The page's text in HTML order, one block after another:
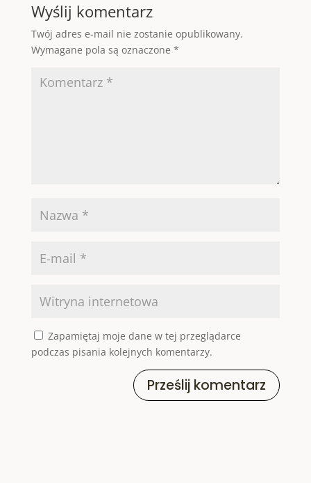
Wyślij komentarz
Twój adres e-mail nie zostanie opublikowany.
Wymagane pola są oznaczone *
Zapamiętaj moje dane w tej przeglądarce
podczas pisania kolejnych komentarzy.
Prześlij komentarz